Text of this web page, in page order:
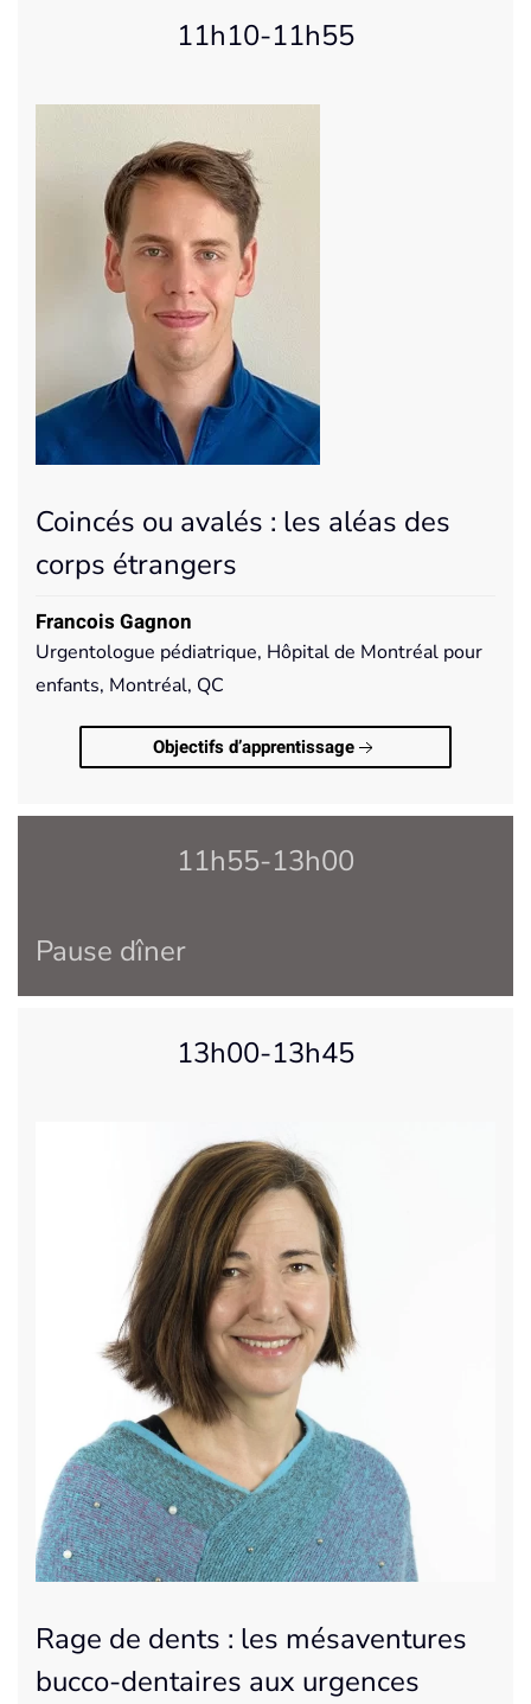
11h10-11h55
Coincés ou avalés : les aléas des
corps étrangers
Francois Gagnon
Urgentologue pédiatrique, Hôpital de Montréal pour
enfants, Montréal, QC
Objectifs d’apprentissage
11h55-13h00
Pause dîner
13h00-13h45
Rage de dents : les mésaventures
bucco-dentaires aux urgences